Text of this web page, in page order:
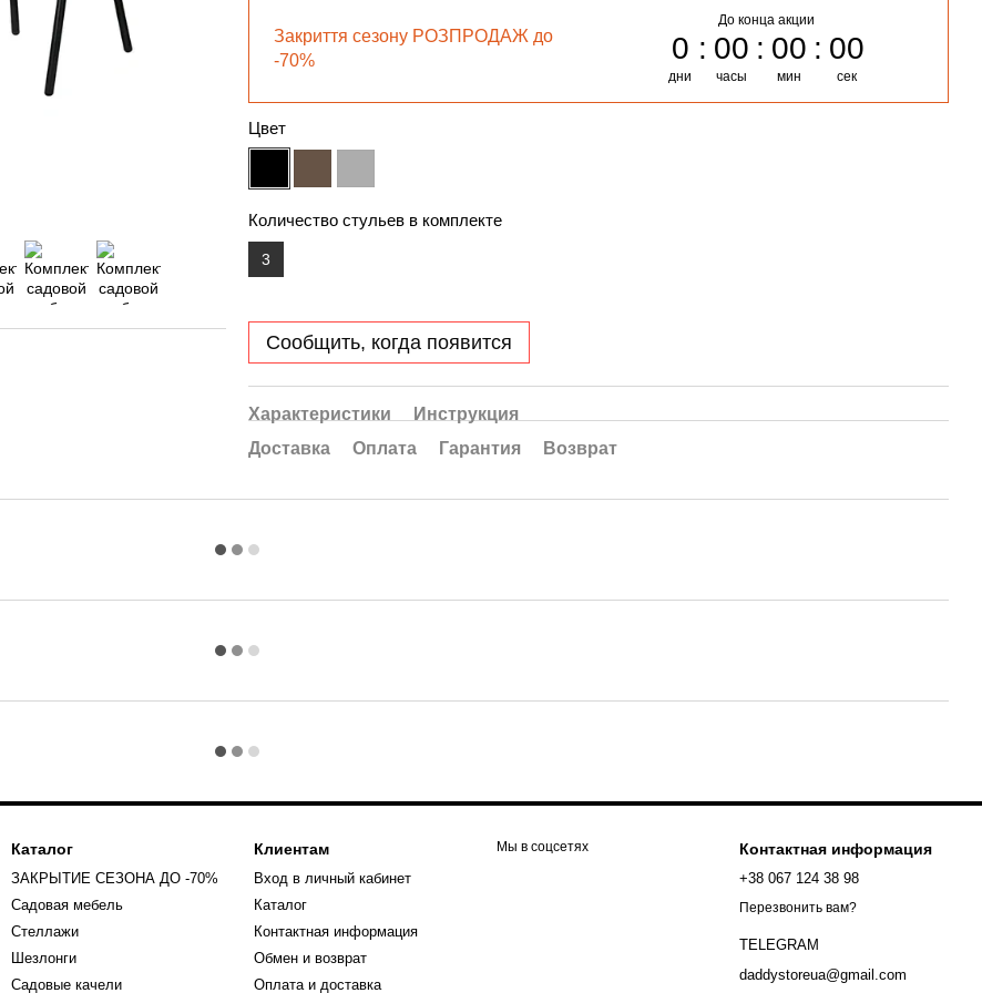
Закриття сезону РОЗПРОДАЖ до
-70%
До конца акции
0
дни
00
часы
00
мин
00
сек
Цвет
Количество стульев в комплекте
3
Сообщить, когда появится
Характеристики
Инструкция
Доставка
Оплата Гарантия Возврат
Каталог
ЗАКРЫТИЕ СЕЗОНА ДО -70%
Садовая мебель
Стеллажи
Шезлонги
Садовые качели
Клиентам
Вход в личный кабинет
Каталог
Контактная информация
Обмен и возврат
Оплата и доставка
Мы в соцсетях Контактная информация
+38 067 124 38 98
Перезвонить вам?
TELEGRAM
daddystoreua@gmail.com